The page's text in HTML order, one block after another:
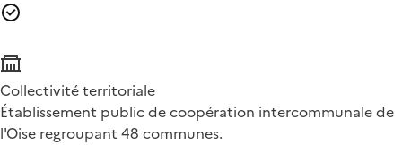
Collectivité territoriale
Établissement public de coopération intercommunale de
l'Oise regroupant 48 communes.